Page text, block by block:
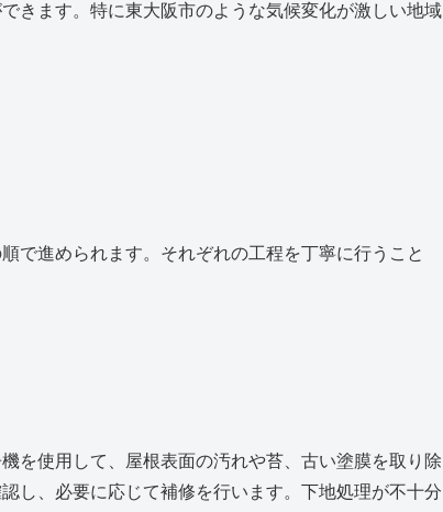
きます。特に東大阪市のような気候変化が激しい地域
で進められます。それぞれの工程を丁寧に行うこと
を使用して、屋根表面の汚れや苔、古い塗膜を取り除
し、必要に応じて補修を行います。下地処理が不十分